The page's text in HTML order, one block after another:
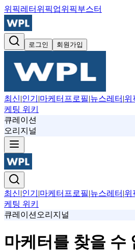
위픽레터 위픽업위픽부스터
로그인 회원가입
최신|인기 |마케터프로필|뉴스레터 |위
케팅 위키
큐레이션
오리지널
최신|인기 |마케터프로필|뉴스레터 |위
케팅 위키
큐레이션 오리지널
마케터를 찾을 수